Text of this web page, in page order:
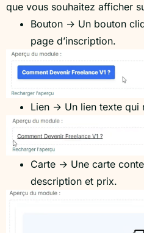
que vous souhaitez afficher
Bouton → Un bouton
page d’inscription.
Lien → Un lien texte qui
Carte → Une carte
description et prix.